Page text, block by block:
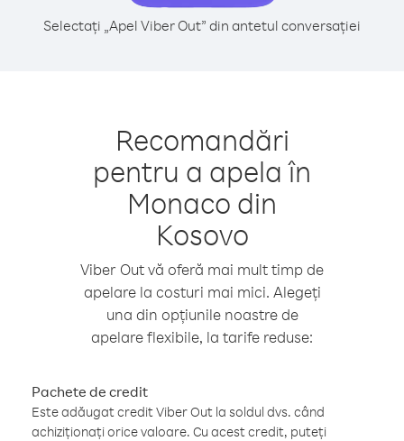
Selectați „Apel Viber Out” din antetul conversației
Recomandări
pentru a apela în
Monaco din
Kosovo
Viber Out vă oferă mai mult timp de
apelare la costuri mai mici. Alegeți
una din opțiunile noastre de
apelare flexibile, la tarife reduse:
Pachete de credit
Este adăugat credit Viber Out la soldul dvs. când
achiziționați orice valoare. Cu acest credit, puteți